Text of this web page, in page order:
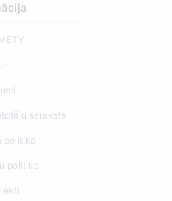
saraksts
politika
politika